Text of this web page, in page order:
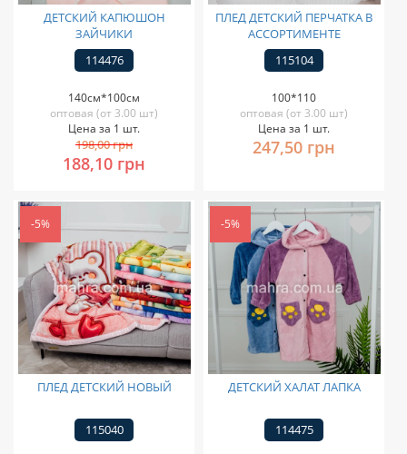
ДЕТСКИЙ КАПЮШОН
ЗАЙЧИКИ
114476
140см*100см
оптовая (от 3.00 шт)
Цена за 1 шт.
198,00 грн
188,10 грн
ПЛЕД ДЕТСКИЙ ПЕРЧАТКА В
АССОРТИМЕНТЕ
115104
100*110
оптовая (от 3.00 шт)
Цена за 1 шт.
247,50 грн
-5%
ПЛЕД ДЕТСКИЙ НОВЫЙ
115040
-5%
ДЕТСКИЙ ХАЛАТ ЛАПКА
114475